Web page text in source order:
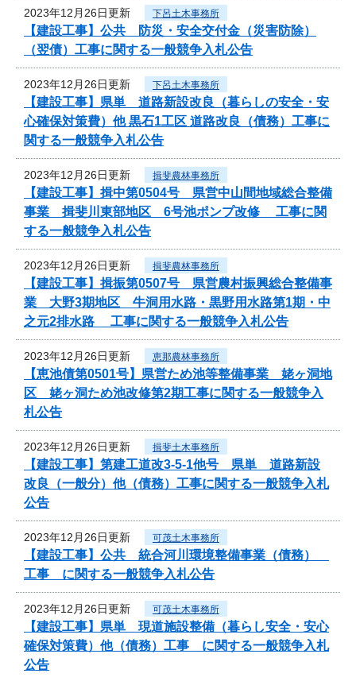
2023年12月26日更新 下呂土木事務所
【建設工事】公共 防災・安全交付金（災害防除）
（翌債）工事に関する一般競争入札公告
2023年12月26日更新 下呂土木事務所
【建設工事】県単 道路新設改良（暮らしの安全・安
心確保対策費）他 黒石1工区 道路改良（債務）工事に
関する一般競争入札公告
2023年12月26日更新 揖斐農林事務所
【建設工事】揖中第0504号 県営中山間地域総合整備
事業 揖斐川東部地区 6号池ポンプ改修 工事に関
する一般競争入札公告
2023年12月26日更新 揖斐農林事務所
【建設工事】揖振第0507号 県営農村振興総合整備事
業 大野3期地区 牛洞用水路・黒野用水路第1期・中
之元2排水路 工事に関する一般競争入札公告
2023年12月26日更新 恵那農林事務所
【恵池債第0501号】県営ため池等整備事業 姥ヶ洞地
区 姥ヶ洞ため池改修第2期工事に関する一般競争入
札公告
2023年12月26日更新 揖斐土木事務所
【建設工事】第建工道改3-5-1他号 県単 道路新設
改良（一般分）他（債務）工事に関する一般競争入札
公告
2023年12月26日更新 可茂土木事務所
【建設工事】公共 統合河川環境整備事業（債務）
工事 に関する一般競争入札公告
2023年12月26日更新 可茂土木事務所
【建設工事】県単 現道施設整備（暮らし安全・安心
確保対策費）他（債務）工事 に関する一般競争入札
公告